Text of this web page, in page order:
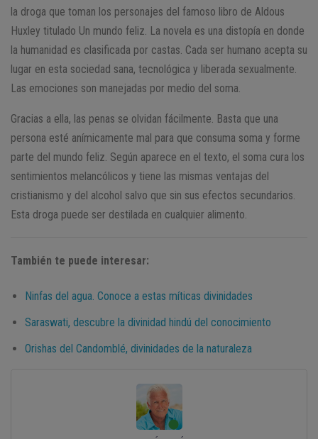
la droga que toman los personajes del famoso libro de Aldous
Huxley titulado Un mundo feliz. La novela es una distopía en donde
la humanidad es clasificada por castas. Cada ser humano acepta su
lugar en esta sociedad sana, tecnológica y liberada sexualmente.
Las emociones son manejadas por medio del soma.
Gracias a ella, las penas se olvidan fácilmente. Basta que una
persona esté anímicamente mal para que consuma soma y forme
parte del mundo feliz. Según aparece en el texto, el soma cura los
sentimientos melancólicos y tiene las mismas ventajas del
cristianismo y del alcohol salvo que sin sus efectos secundarios.
Esta droga puede ser destilada en cualquier alimento.
También te puede interesar:
Ninfas del agua. Conoce a estas míticas divinidades
Saraswati, descubre la divinidad hindú del conocimiento
Orishas del Candomblé, divinidades de la naturaleza